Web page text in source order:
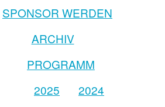
SPONSOR WERDEN
ARCHIV
PROGRAMM
2025
2024